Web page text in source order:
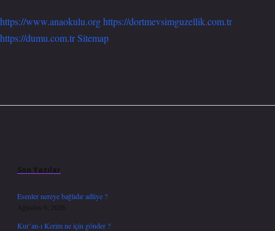
https://www.anaokulu.orghttps://dortmevsimguzellik.com.tr
https://dumu.com.trSitemap
Son Yazılar
Esenler nereye bağlıdır adliye ?
Ağustos 6, 2026
Kur’an-ı Kerim ne için gönder ?